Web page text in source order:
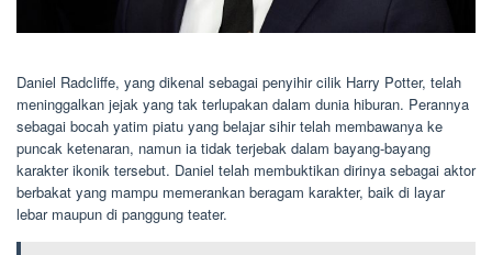
Daniel Radcliffe, yang dikenal sebagai penyihir cilik Harry Potter, telah
meninggalkan jejak yang tak terlupakan dalam dunia hiburan. Perannya
sebagai bocah yatim piatu yang belajar sihir telah membawanya ke
puncak ketenaran, namun ia tidak terjebak dalam bayang-bayang
karakter ikonik tersebut. Daniel telah membuktikan dirinya sebagai aktor
berbakat yang mampu memerankan beragam karakter, baik di layar
lebar maupun di panggung teater.